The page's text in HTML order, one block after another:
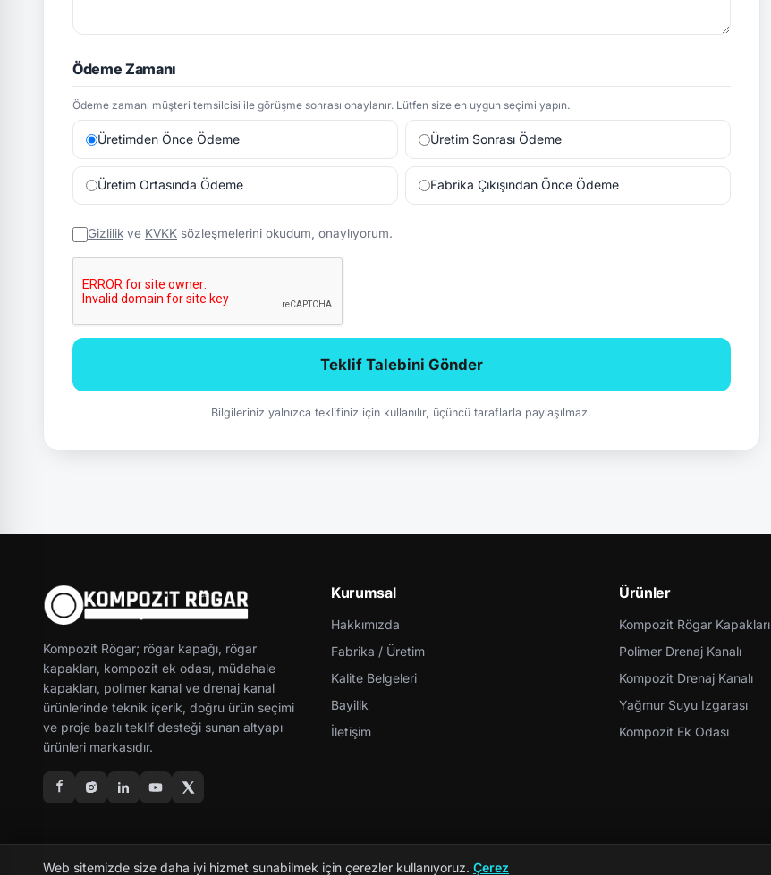
Ödeme Zamanı
Ödeme zamanı müşteri temsilcisi ile görüşme sonrası onaylanır. Lütfen size en uygun seçimi yapın.
Üretimden Önce Ödeme Üretim Sonrası Ödeme
Üretim Ortasında Ödeme Fabrika Çıkışından Önce Ödeme
Gizlilik ve KVKK sözleşmelerini okudum, onaylıyorum.
Teklif Talebini Gönder
Bilgileriniz yalnızca teklifiniz için kullanılır, üçüncü taraflarla paylaşılmaz.
Kompozit Rögar; rögar kapağı, rögar
kapakları, kompozit ek odası, müdahale
kapakları, polimer kanal ve drenaj kanal
ürünlerinde teknik içerik, doğru ürün seçimi
ve proje bazlı teklif desteği sunan altyapı
ürünleri markasıdır.
Kurumsal
Hakkımızda
Fabrika / Üretim
Kalite Belgeleri
Bayilik
İletişim
Ürünler
Kompozit Rögar Kapakları
Polimer Drenaj Kanalı
Kompozit Drenaj Kanalı
Yağmur Suyu Izgarası
Kompozit Ek Odası
Web sitemizde size daha iyi hizmet sunabilmek için çerezler kullanıyoruz. Çerez